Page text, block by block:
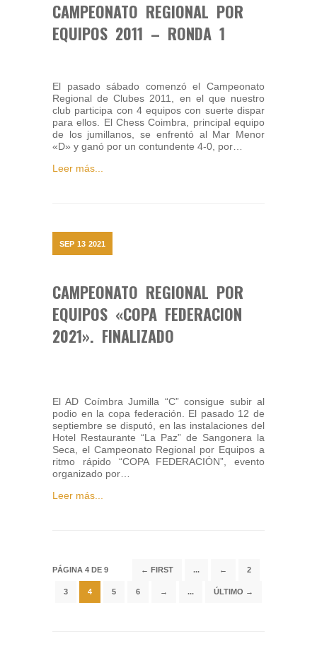
CAMPEONATO REGIONAL POR
EQUIPOS 2011 – RONDA 1
El pasado sábado comenzó el Campeonato
Regional de Clubes 2011, en el que nuestro
club participa con 4 equipos con suerte dispar
para ellos. El Chess Coimbra, principal equipo
de los jumillanos, se enfrentó al Mar Menor
«D» y ganó por un contundente 4-0, por…
Leer más...
SEP 13 2021
CAMPEONATO REGIONAL POR
EQUIPOS «COPA FEDERACION
2021». FINALIZADO
El AD Coímbra Jumilla “C” consigue subir al
podio en la copa federación. El pasado 12 de
septiembre se disputó, en las instalaciones del
Hotel Restaurante “La Paz” de Sangonera la
Seca, el Campeonato Regional por Equipos a
ritmo rápido “COPA FEDERACIÓN”, evento
organizado por…
Leer más...
PÁGINA 4 DE 9 ← FIRST ... ← 2
3 4 5 6 → ... ÚLTIMO →